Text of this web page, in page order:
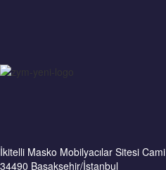
İkitelli Masko Mobilyacılar Sitesi
34490 Başakşehir/İstanbul